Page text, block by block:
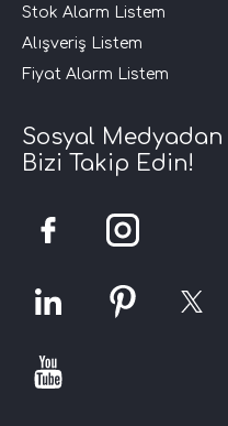
Stok Alarm Listem
Alışveriş Listem
Fiyat Alarm Listem
Sosyal Medyadan
Bizi Takip Edin!